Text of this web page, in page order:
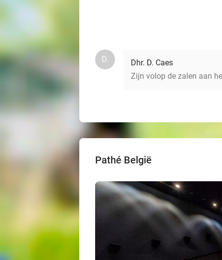
D.
Dhr. D. Caes
Zijn volop de zalen aan
Pathé België